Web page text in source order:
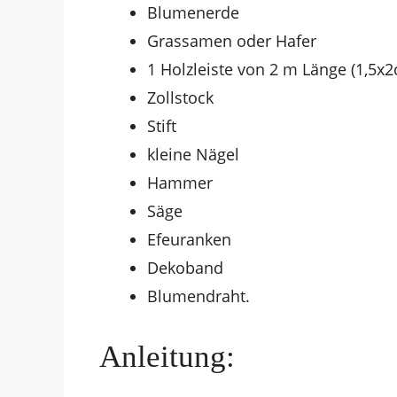
Blumenerde
Grassamen oder Hafer
1 Holzleiste von 2 m Länge
Zollstock
Stift
kleine Nägel
Hammer
Säge
Efeuranken
Dekoband
Blumendraht.
Anleitung: